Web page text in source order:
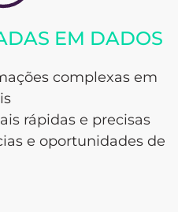
EM DADOS
complexas em
rápidas e precisas
e oportunidades de